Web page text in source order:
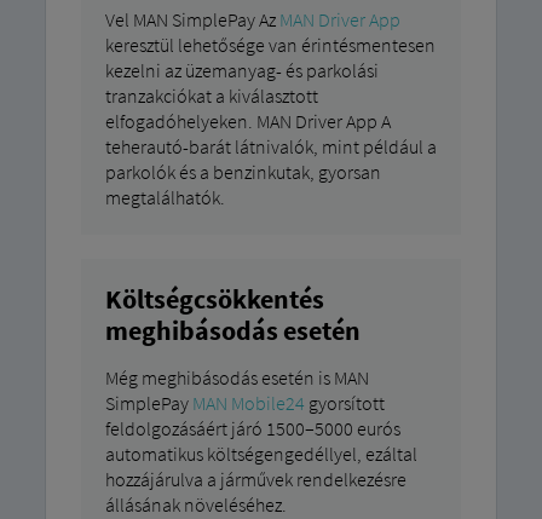
Vel MAN SimplePay Az MAN Driver App
keresztül lehetősége van érintésmentesen
kezelni az üzemanyag- és parkolási
tranzakciókat a kiválasztott
elfogadóhelyeken. MAN Driver App A
teherautó-barát látnivalók, mint például a
parkolók és a benzinkutak, gyorsan
megtalálhatók.
Költségcsökkentés
meghibásodás esetén
Még meghibásodás esetén is MAN
SimplePay MAN Mobile24 gyorsított
feldolgozásáért járó 1500–5000 eurós
automatikus költségengedéllyel, ezáltal
hozzájárulva a járművek rendelkezésre
állásának növeléséhez.